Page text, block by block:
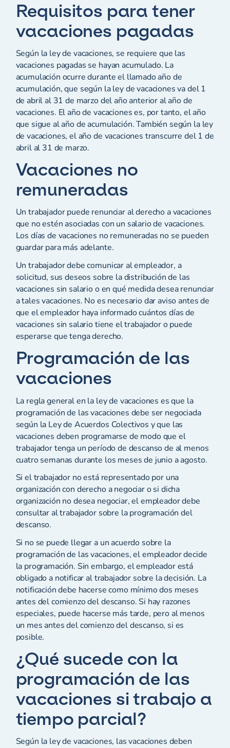
Requisitos para tener
vacaciones pagadas
Según la ley de vacaciones, se requiere que las
vacaciones pagadas se hayan acumulado. La
acumulación ocurre durante el llamado año de
acumulación, que según la ley de vacaciones va del 1
de abril al 31 de marzo del año anterior al año de
vacaciones. El año de vacaciones es, por tanto, el año
que sigue al año de acumulación. También según la ley
de vacaciones, el año de vacaciones transcurre del 1 de
abril al 31 de marzo.
Vacaciones no
remuneradas
Un trabajador puede renunciar al derecho a vacaciones
que no estén asociadas con un salario de vacaciones.
Los días de vacaciones no remuneradas no se pueden
guardar para más adelante.
Un trabajador debe comunicar al empleador, a
solicitud, sus deseos sobre la distribución de las
vacaciones sin salario o en qué medida desea renunciar
a tales vacaciones. No es necesario dar aviso antes de
que el empleador haya informado cuántos días de
vacaciones sin salario tiene el trabajador o puede
esperarse que tenga derecho.
Programación de las
vacaciones
La regla general en la ley de vacaciones es que la
programación de las vacaciones debe ser negociada
según la Ley de Acuerdos Colectivos y que las
vacaciones deben programarse de modo que el
trabajador tenga un período de descanso de al menos
cuatro semanas durante los meses de junio a agosto.
Si el trabajador no está representado por una
organización con derecho a negociar o si dicha
organización no desea negociar, el empleador debe
consultar al trabajador sobre la programación del
descanso.
Si no se puede llegar a un acuerdo sobre la
programación de las vacaciones, el empleador decide
la programación. Sin embargo, el empleador está
obligado a notificar al trabajador sobre la decisión. La
notificación debe hacerse como mínimo dos meses
antes del comienzo del descanso. Si hay razones
especiales, puede hacerse más tarde, pero al menos
un mes antes del comienzo del descanso, si es
posible.
¿Qué sucede con la
programación de las
vacaciones si trabajo a
tiempo parcial?
Según la ley de vacaciones, las vacaciones deben